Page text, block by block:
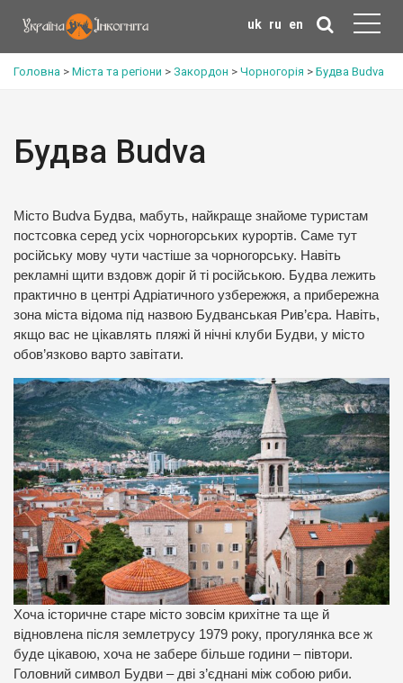
uk ru en
Головна > Міста та регіони > Закордон > Чорногорія > Будва Budva
Будва Budva
Місто Budva Будва, мабуть, найкраще знайоме туристам
постсовка серед усіх чорногорських курортів. Саме тут
російську мову чути частіше за чорногорську. Навіть
рекламні щити вздовж доріг й ті російською. Будва лежить
практично в центрі Адріатичного узбережжя, а прибережна
зона міста відома під назвою Будванськая Рив’єра. Навіть,
якщо вас не цікавлять пляжі й нічні клуби Будви, у місто
обов’язково варто завітати.
Хоча історичне старе місто зовсім крихітне та ще й
відновлена після землетрусу 1979 року, прогулянка все ж
буде цікавою, хоча не забере більше години – півтори.
Головний символ Будви – дві з’єднані між собою риби.